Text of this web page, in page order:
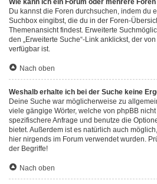
Wie kann ich ein Forum oder mehrere
Du kannst die Foren durchsuchen, indem du
Suchbox eingibst, die du in der Foren-
Themenansicht findest. Erweiterte
den „Erweiterte Suche“-Link anklickst, der
verfügbar ist.
Nach oben
Weshalb erhalte ich bei der Suche keine
Deine Suche war möglicherweise zu
viele gängige Wörter, welche von phpBB
spezifischere Anfrage und benutze die
bietet. Außerdem ist es natürlich auch
hier nirgends im Forum verwendet wurden.
der Begriffe!
Nach oben